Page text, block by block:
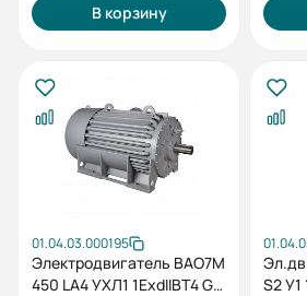
В корзину
01.04.03.000195
Электродвигатель ВАО7М
450 LА4 УХЛ1 1ExdIIBT4 Gb
S2 У1